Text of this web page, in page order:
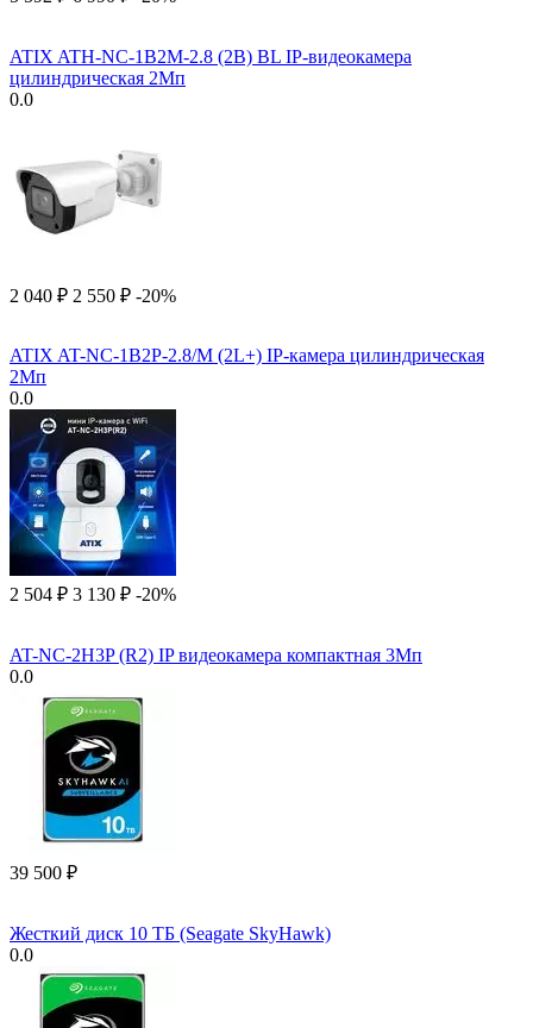
ATIX ATH-NC-1B2M-2.8 (2B) BL IP-видеокамера
цилиндрическая 2Мп
0.0
2 040 ₽ 2 550 ₽ -20%
ATIX AT-NC-1B2P-2.8/M (2L+) IP-камера цилиндрическая
2Мп
0.0
2 504 ₽ 3 130 ₽ -20%
AT-NC-2H3P (R2) IP видеокамера компактная 3Мп
0.0
39 500 ₽
Жесткий диск 10 ТБ (Seagate SkyHawk)
0.0